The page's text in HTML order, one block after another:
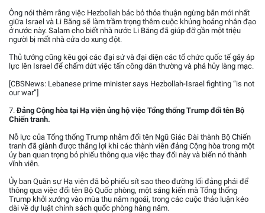
Ông nói thêm rằng việc Hezbollah bác bỏ thỏa thuận ngừng bắn mới nhất
giữa Israel và Li Băng sẽ làm trầm trọng thêm cuộc khủng hoảng nhân đạo
ở nước này. Salam cho biết nhà nước Li Băng đã giúp đỡ gần một triệu
người bị mất nhà cửa do xung đột.
Thủ tướng cũng kêu gọi các đại sứ và đại diện các tổ chức quốc tế gây áp
lực lên Israel để chấm dứt việc tấn công dân thường và phá hủy làng mạc.
[CBSNews: Lebanese prime minister says Hezbollah-Israel fighting “is not
our war”]
7.Đảng Cộng hòa tại Hạ viện ủng hộ việc Tổng thống Trump đổi tên Bộ
Chiến tranh.
Nỗ lực của Tổng thống Trump nhằm đổi tên Ngũ Giác Đài thành Bộ Chiến
tranh đã giành được thắng lợi khi các thành viên đảng Cộng hòa trong một
ủy ban quan trọng bỏ phiếu thông qua việc thay đổi này và biến nó thành
vĩnh viễn.
Ủy ban Quân sự Hạ viện đã bỏ phiếu sít sao theo đường lối đảng phái để
thông qua việc đổi tên Bộ Quốc phòng, một sáng kiến mà Tổng thống
Trump khởi xướng vào mùa thu năm ngoái, trong các cuộc thảo luận kéo
dài về dự luật chính sách quốc phòng hàng năm.